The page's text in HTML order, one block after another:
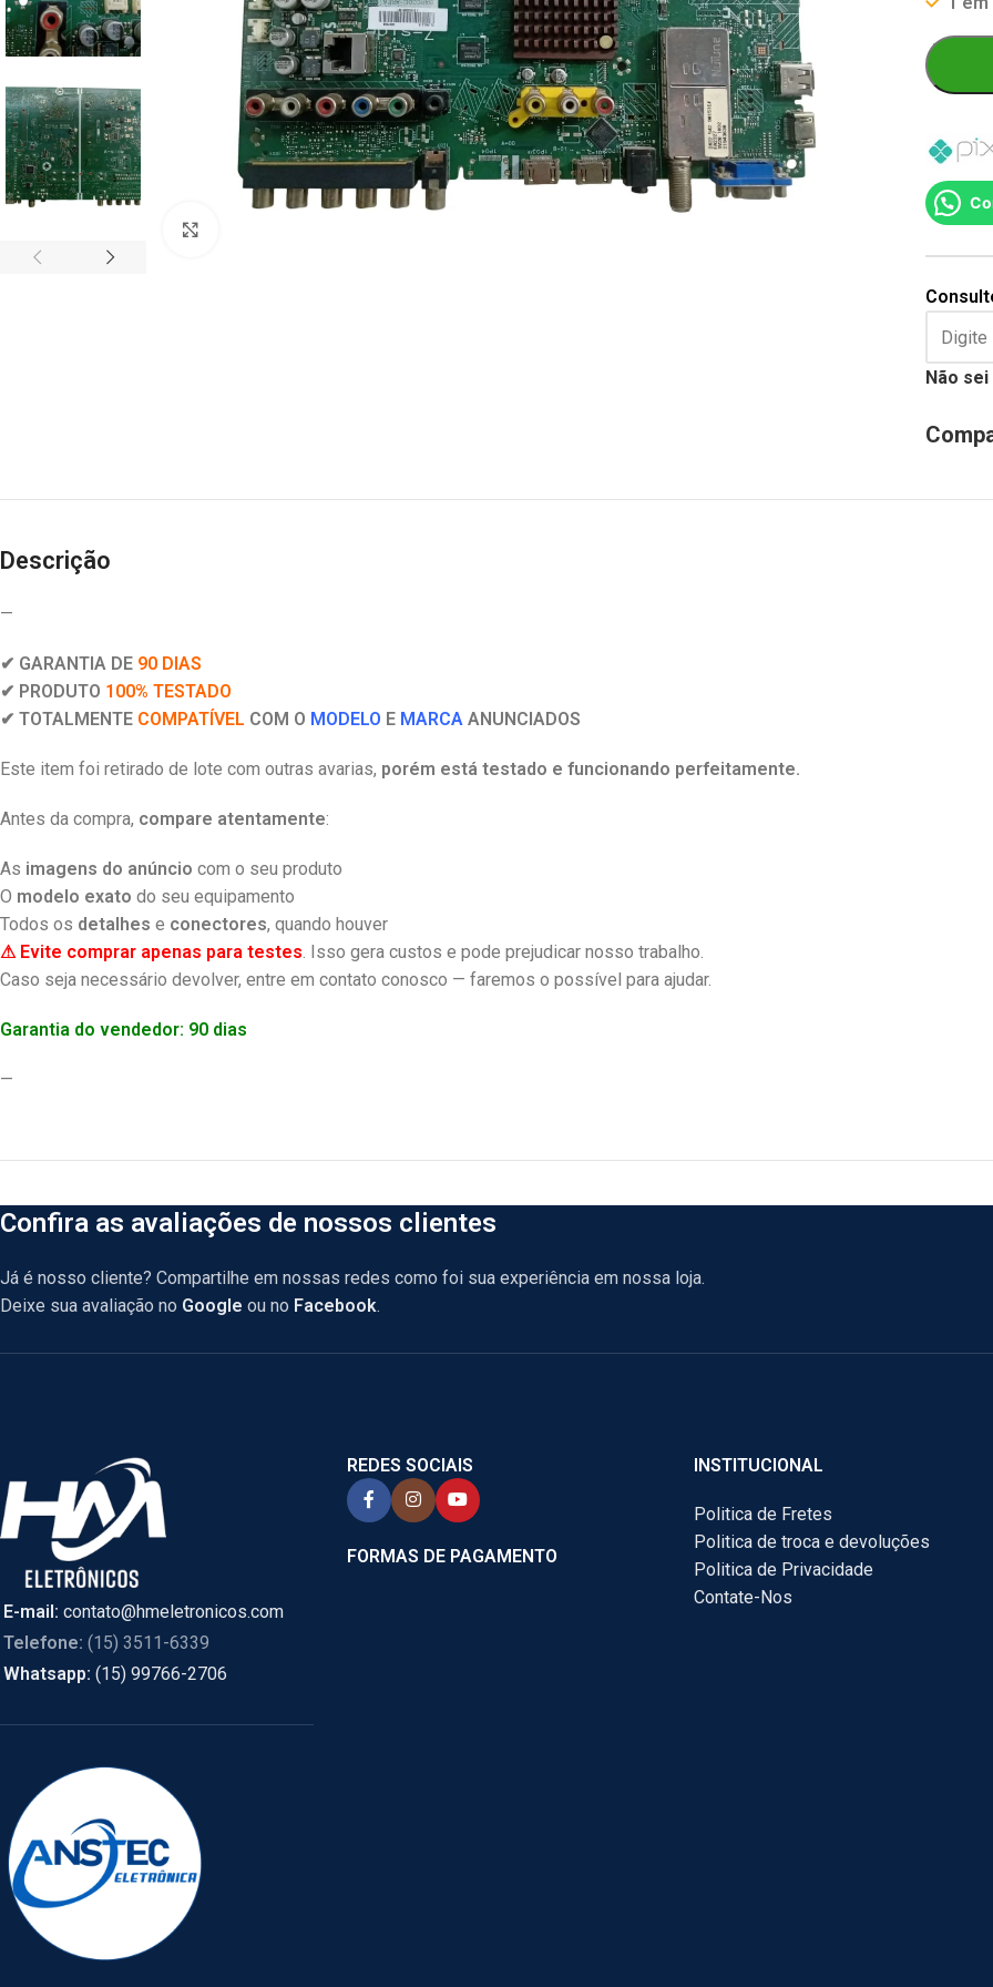
Não
Descrição
—
✔ GARANTIA DE 90 DIAS
✔ PRODUTO 100% TESTADO
✔ TOTALMENTE COMPATÍVEL COM O MODELO E MARCA ANUNCIADOS
Este item foi retirado de lote com outras avarias, porém está testado e funcionando perfeitamente.
Antes da compra, compare atentamente:
As imagens do anúncio com o seu produto
O modelo exato do seu equipamento
Todos os detalhes e conectores, quando houver
⚠ Evite comprar apenas para testes. Isso gera custos e pode prejudicar nosso trabalho.
Caso seja necessário devolver, entre em contato conosco — faremos o possível para ajudar.
Garantia do vendedor: 90 dias
—
Confira as avaliações de nossos clientes
Já é nosso cliente? Compartilhe em nossas redes como foi sua experiência em nossa loja.
Deixe sua avaliação no Google ou no Facebook.
E-mail: contato@hmeletronicos.com
Telefone: (15) 3511-6339
Whatsapp: (15) 99766-2706
REDES SOCIAIS
FORMAS DE PAGAMENTO
INSTITUCIONAL
Politica de Fretes
Politica de troca e devoluções
Politica de Privacidade
Contate-Nos